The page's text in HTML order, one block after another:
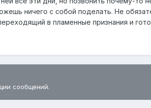
ничего с собой поделать. Не
в пламенные признания и
сообщений.